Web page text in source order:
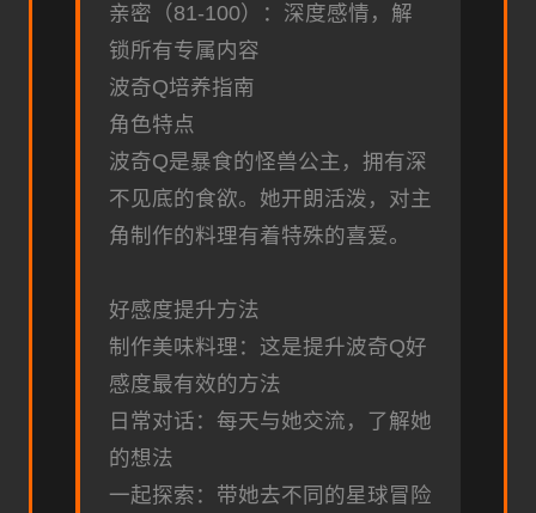
亲密（81-100）：深度感情，解
锁所有专属内容
波奇Q培养指南
角色特点
波奇Q是暴食的怪兽公主，拥有深
不见底的食欲。她开朗活泼，对主
角制作的料理有着特殊的喜爱。
好感度提升方法
制作美味料理：这是提升波奇Q好
感度最有效的方法
日常对话：每天与她交流，了解她
的想法
一起探索：带她去不同的星球冒险